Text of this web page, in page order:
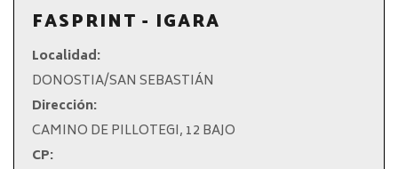
FASPRINT - IGARA
Localidad:
DONOSTIA/SAN SEBASTIÁN
Dirección:
CAMINO DE PILLOTEGI, 12 BAJO
CP: